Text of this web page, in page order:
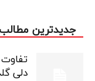
جدیدترین مطالب
دلی